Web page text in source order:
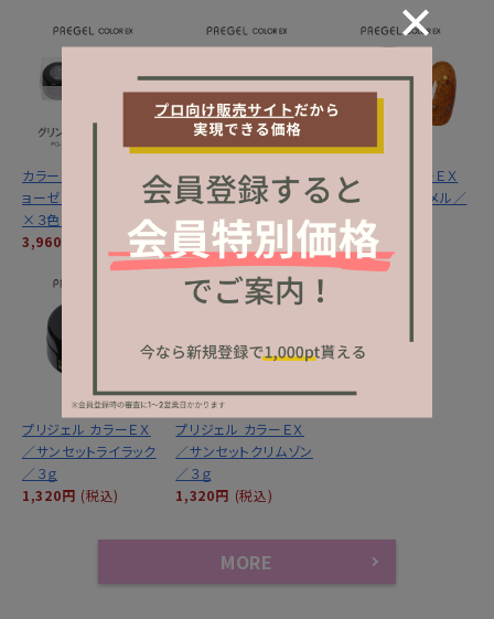
カラーＥＸ／グリントジ
ョーゼットシリーズ３ｇ
×３色セット
3,960円
カラーＥＸ／サンセット
ミラージュシリーズ ３
ｇ×３色セット
3,960円 (税込)
プリジェル カラーＥＸ
／サンセットキャメル／
３ｇ
1,320円
プリジェル カラーＥＸ
／サンセットライラック
／３ｇ
1,320円 (税込)
プリジェル カラーＥＸ
／サンセットクリムゾン
／３ｇ
1,320円 (税込)
MORE